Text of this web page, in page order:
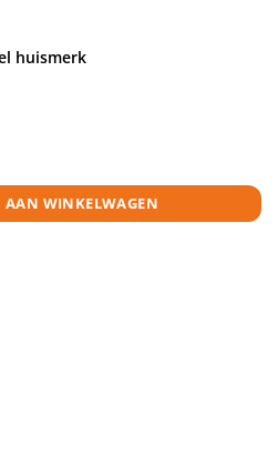
huismerk
aantal
AAN WINKELWAGEN